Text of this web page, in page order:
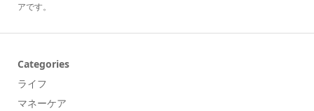
アです。
Categories
ライフ
マネーケア